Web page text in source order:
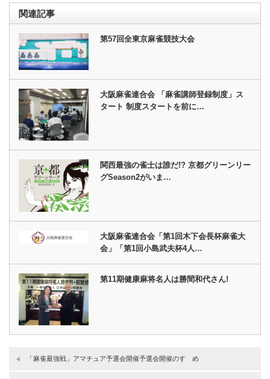
関連記事
第57回全東京麻雀競技大会
大阪麻雀連合会 「麻雀講師登録制度」ス
タート 制度スタートを前に…
関西最強の雀士は誰だ!? 京都グリーンリー
グSeason2がいま…
大阪麻雀連合会「第1回木下会長杯麻雀大
会」「第1回小島武夫杯4人…
第11期健康麻将名人は勝間和代さん!
「麻雀最強戦」アマチュア予選会開催予選会開催のすゝめ